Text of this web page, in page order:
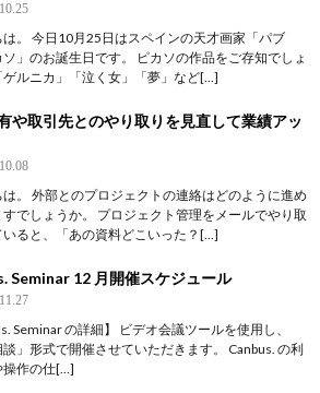
は。 今日10月25日はスペインの天才画家「パブ
ソ」のお誕生日です。 ピカソの作品をご存知でしょ
ゲルニカ」「泣く女」「夢」など[…]
や取引先とのやり取りを見直して業績アッ
は。 外部とのプロジェクトの連絡はどのように進め
でしょうか。 プロジェクト管理をメールでやり取
いると、「あの資料どこいった？[…]
Seminar 12 月開催スケジュール
Seminar の詳細】 ビデオ会議ツールを使用し、
談」形式で開催させていただきます。 Canbus. の利
操作の仕[…]